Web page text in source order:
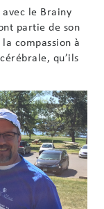
le Brainy
partie de son
compassion à
qu’ils